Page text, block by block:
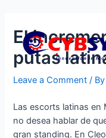
El
putas
Leave a Comment /
Las escorts latinas en
no desea hablar de
gran standing. En